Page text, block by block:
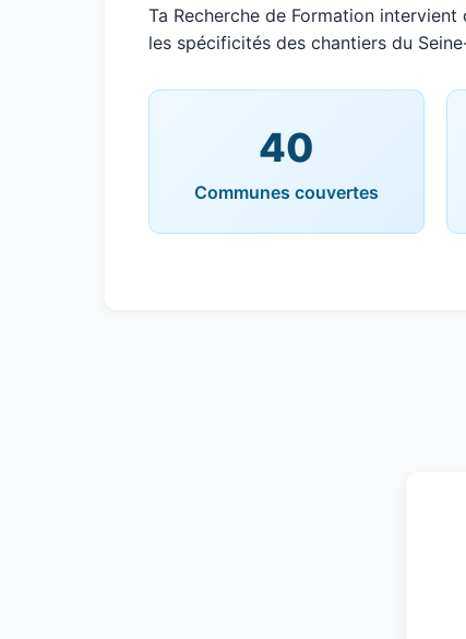
Ta Recherche de Formation
les spécificités des chantiers du
40
Communes couvertes